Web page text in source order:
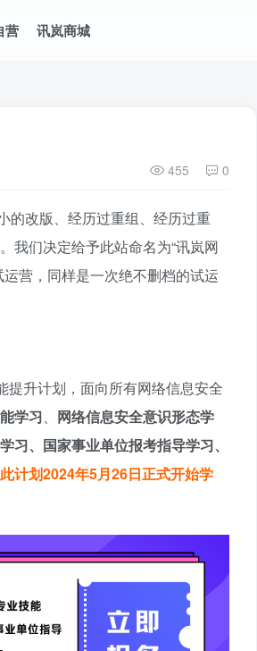
营 讯岚商城
455 0
改版、经历过重组、经历过重
我们决定给予此站命名为“讯岚网
营，同样是一次绝不删档的试运
升计划，面向所有网络信息安全
学习、 网络信息安全意识形态学
习、国家事业单位报考指导学习、
此计划2024年5月26日正式开始学